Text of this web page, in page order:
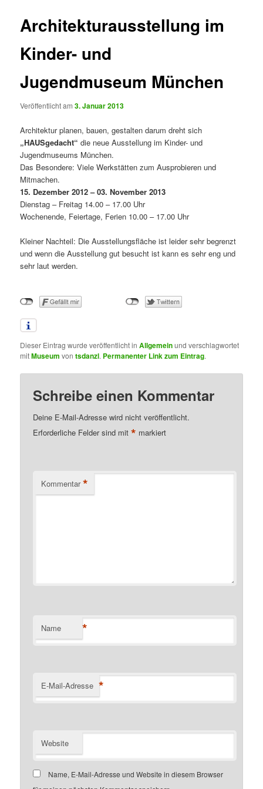
Architekturausstellung im
Kinder- und
Jugendmuseum München
Veröffentlicht am3. Januar 2013
Architektur planen, bauen, gestalten darum dreht sich
„HAUSgedacht“ die neue Ausstellung im Kinder- und
Jugendmuseums München.
Das Besondere: Viele Werkstätten zum Ausprobieren und
Mitmachen.
15. Dezember 2012 – 03. November 2013
Dienstag – Freitag 14.00 – 17.00 Uhr
Wochenende, Feiertage, Ferien 10.00 – 17.00 Uhr
Kleiner Nachteil: Die Ausstellungsfläche ist leider sehr begrenzt
und wenn die Ausstellung gut besucht ist kann es sehr eng und
sehr laut werden.
Dieser Eintrag wurde veröffentlicht inAllgemeinund verschlagwortet
mitMuseum vontsdanzl. Permanenter Link zum Eintrag.
Schreibe einen Kommentar
Deine E-Mail-Adresse wird nicht veröffentlicht.
Erforderliche Felder sind mit* markiert
Kommentar *
Name *
E-Mail-Adresse *
Website
Name, E-Mail-Adresse und Website in diesem Browser